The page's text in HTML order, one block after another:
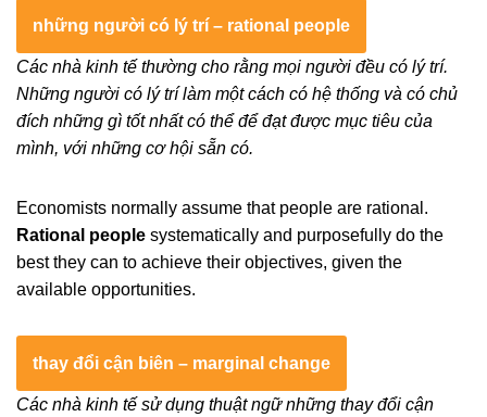
những người có lý trí – rational people
Các nhà kinh tế thường cho rằng mọi người đều có lý trí.
Những người có lý trí làm một cách có hệ thống và có chủ
đích những gì tốt nhất có thể để đạt được mục tiêu của
mình, với những cơ hội sẵn có.
Economists normally assume that people are rational.
Rational people systematically and purposefully do the
best they can to achieve their objectives, given the
available opportunities.
thay đổi cận biên – marginal change
Các nhà kinh tế sử dụng thuật ngữ những thay đổi cận